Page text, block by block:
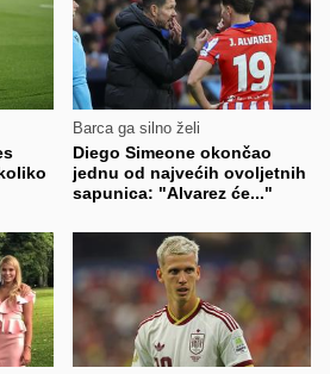
Barca ga silno želi
Diego Simeone okončao
jednu od najvećih ovoljetnih
sapunica: "Alvarez će..."